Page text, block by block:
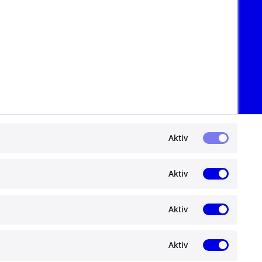
Abonnieren Sie den kostenlosen ma-
Aktiv
Aktiv
Aktiv
Aktiv